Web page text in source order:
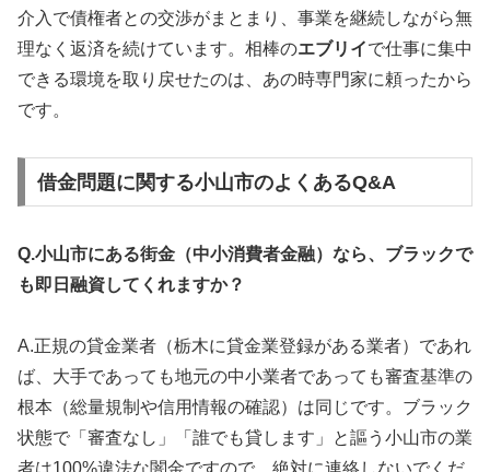
介入で債権者との交渉がまとまり、事業を継続しながら無
理なく返済を続けています。相棒のエブリイで仕事に集中
できる環境を取り戻せたのは、あの時専門家に頼ったから
です。
借金問題に関する小山市のよくあるQ&A
Q.小山市にある街金（中小消費者金融）なら、ブラックで
も即日融資してくれますか？
A.正規の貸金業者（栃木に貸金業登録がある業者）であれ
ば、大手であっても地元の中小業者であっても審査基準の
根本（総量規制や信用情報の確認）は同じです。ブラック
状態で「審査なし」「誰でも貸します」と謳う小山市の業